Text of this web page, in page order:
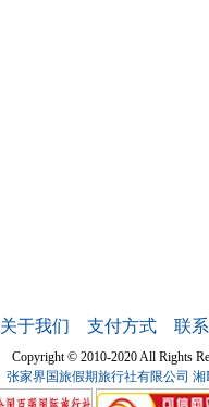
关于我们 支付方式 联
Copyright © 2010-2020 All Rights
张家界国旅假期旅行社有限公司 湘